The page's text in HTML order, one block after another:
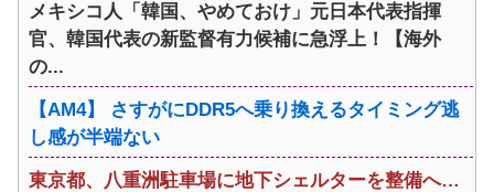
メキシコ人「韓国、やめておけ」元日本代表指揮
官、韓国代表の新監督有力候補に急浮上！【海外
の...
【AM4】 さすがにDDR5へ乗り換えるタイミング逃
し感が半端ない
東京都、八重洲駐車場に地下シェルターを整備へ…